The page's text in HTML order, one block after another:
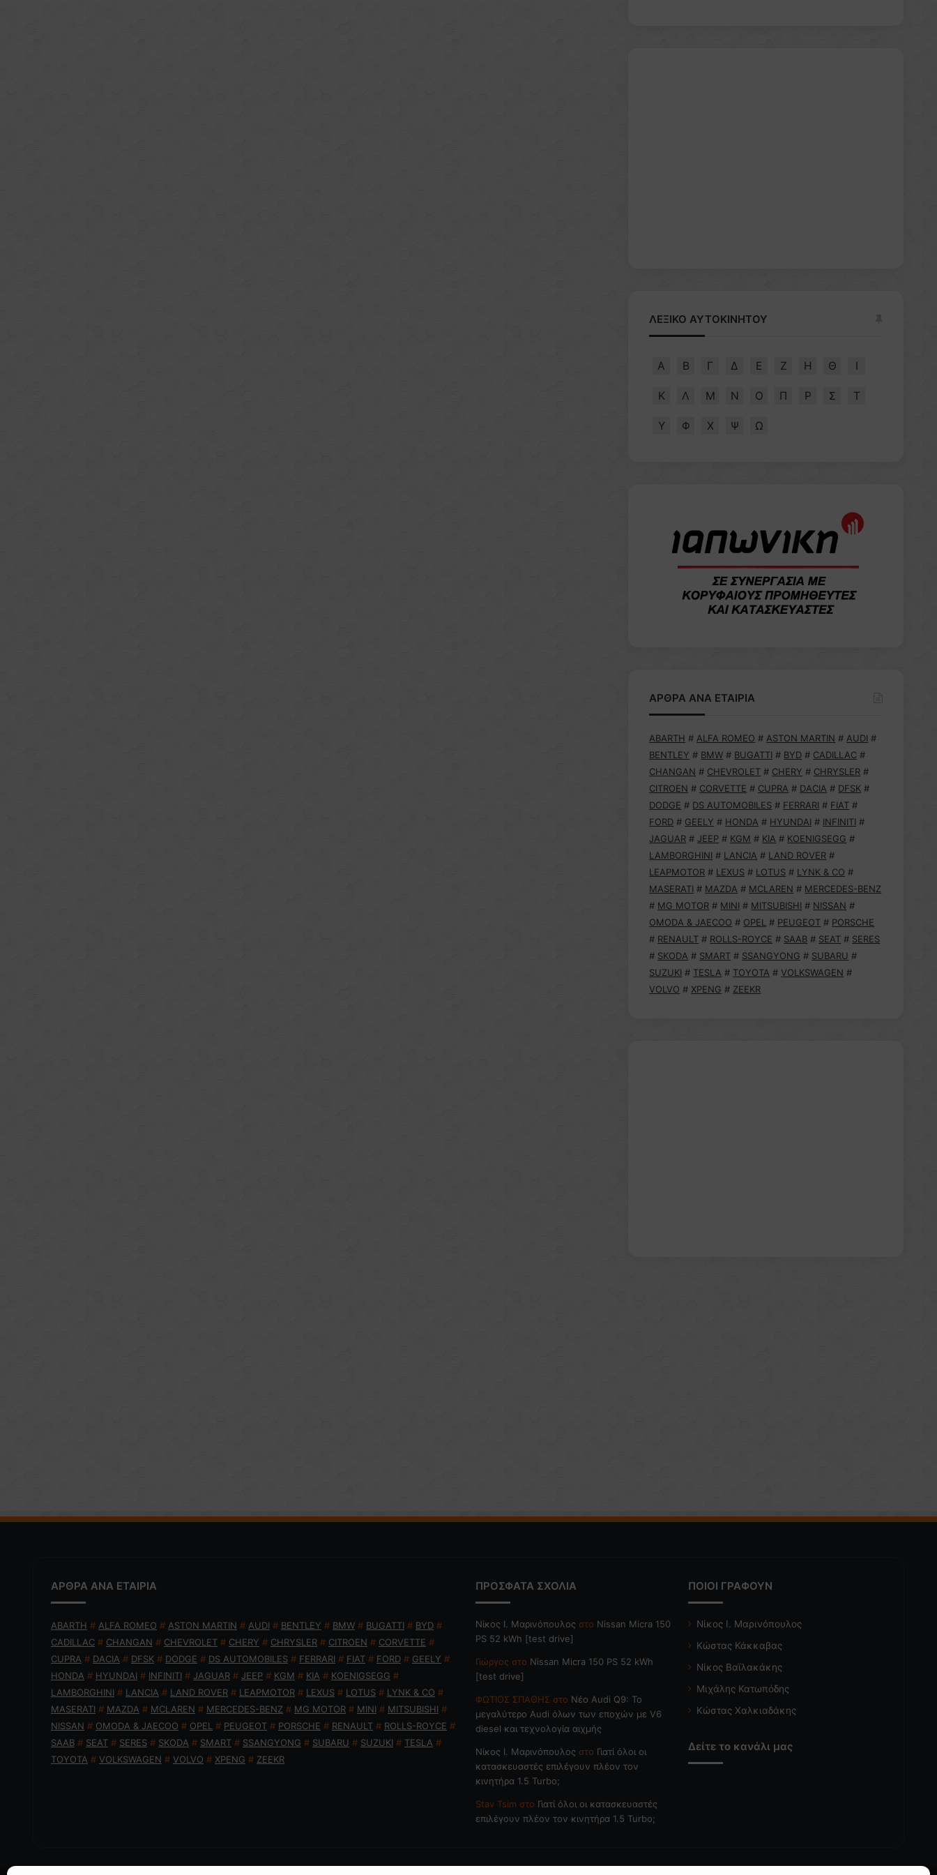
ΛΕΞΙΚΟ ΑΥΤΟΚΙΝΗΤΟΥ
Α Β Γ Δ Ε Ζ Η Θ Ι
Κ Λ Μ Ν Ο Π Ρ Σ Τ
Υ Φ Χ Ψ Ω
ΑΡΘΡΑ ΑΝΑ ΕΤΑΙΡΙΑ
ABARTH # ALFA ROMEO # ASTON MARTIN # AUDI #
BENTLEY # BMW # BUGATTI # BYD # CADILLAC #
CHANGAN # CHEVROLET # CHERY # CHRYSLER #
CITROEN # CORVETTE # CUPRA # DACIA # DFSK #
DODGE # DS AUTOMOBILES # FERRARI # FIAT #
FORD # GEELY # HONDA # HYUNDAI # INFINITI #
JAGUAR # JEEP # KGM # KIA # KOENIGSEGG #
LAMBORGHINI # LANCIA # LAND ROVER #
LEAPMOTOR # LEXUS # LOTUS # LYNK & CO #
MASERATI # MAZDA # MCLAREN # MERCEDES-BENZ
# MG MOTOR # MINI # MITSUBISHI # NISSAN #
OMODA & JAECOO # OPEL # PEUGEOT # PORSCHE
# RENAULT # ROLLS-ROYCE # SAAB # SEAT # SERES
# SKODA # SMART # SSANGYONG # SUBARU #
SUZUKI # TESLA # TOYOTA # VOLKSWAGEN #
VOLVO # XPENG # ZEEKR
ΑΡΘΡΑ ΑΝΑ ΕΤΑΙΡΙΑ
ABARTH # ALFA ROMEO # ASTON MARTIN # AUDI # BENTLEY # BMW # BUGATTI # BYD #
CADILLAC # CHANGAN # CHEVROLET # CHERY # CHRYSLER # CITROEN # CORVETTE #
CUPRA # DACIA # DFSK # DODGE # DS AUTOMOBILES # FERRARI # FIAT # FORD # GEELY #
HONDA # HYUNDAI # INFINITI # JAGUAR # JEEP # KGM # KIA # KOENIGSEGG #
LAMBORGHINI # LANCIA # LAND ROVER # LEAPMOTOR # LEXUS # LOTUS # LYNK & CO #
MASERATI # MAZDA # MCLAREN # MERCEDES-BENZ # MG MOTOR # MINI # MITSUBISHI #
NISSAN # OMODA & JAECOO # OPEL # PEUGEOT # PORSCHE # RENAULT # ROLLS-ROYCE #
SAAB # SEAT # SERES # SKODA # SMART # SSANGYONG # SUBARU # SUZUKI # TESLA #
TOYOTA # VOLKSWAGEN # VOLVO # XPENG # ZEEKR
ΠΡΟΣΦΑΤΑ ΣΧΟΛΙΑ
Nίκος Ι. Mαρινόπουλος στο Nissan Micra 150
PS 52 kWh [test drive]
Γιώργος στο Nissan Micra 150 PS 52 kWh
[test drive]
ΦΩΤΙΟΣ ΣΠΑΘΗΣ στο Νέο Audi Q9: Το
μεγαλύτερο Audi όλων των εποχών με V6
diesel και τεχνολογία αιχμής
Nίκος Ι. Mαρινόπουλος στο Γιατί όλοι οι
κατασκευαστές επιλέγουν πλέον τον
κινητήρα 1.5 Turbo;
Stav Tsim στο Γιατί όλοι οι κατασκευαστές
επιλέγουν πλέον τον κινητήρα 1.5 Turbo;
ΠΟΙΟΙ ΓΡΑΦΟΥΝ
Νίκος Ι. Μαρινόπουλος
Κώστας Κάκκαβας
Νίκος Βαϊλακάκης
Μιχάλης Κατωπόδης
Κώστας Χαλκιαδάκης
Δείτε το κανάλι μας